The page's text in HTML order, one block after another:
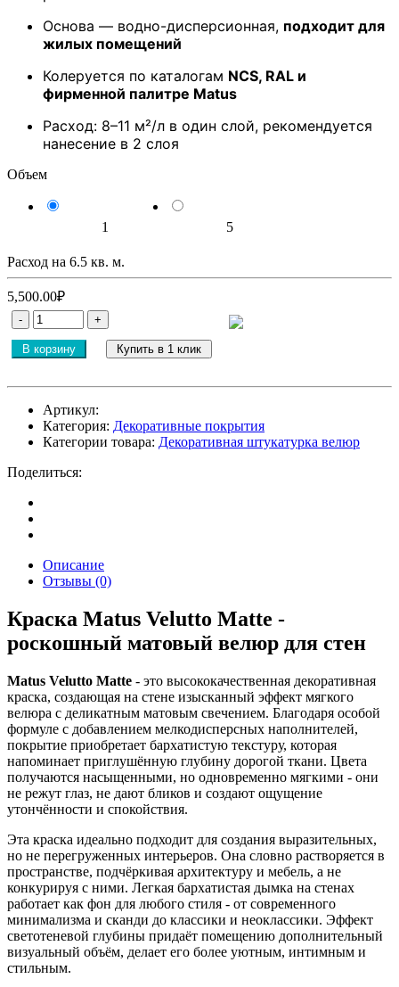
Основа — водно-дисперсионная, подходит для
жилых помещений
Колеруется по каталогам NCS, RAL и
фирменной палитре Matus
Расход: 8–11 м²/л в один слой, рекомендуется
нанесение в 2 слоя
Объем
1 5
Расход на 6.5 кв. м.
5,500.00₽
В корзину Купить в 1 клик
Артикул:
Категория: Декоративные покрытия
Категории товара: Декоративная штукатурка велюр
Поделиться:
Описание
Отзывы (0)
Краска Matus Velutto Matte -
роскошный матовый велюр для стен
Matus Velutto Matte - это высококачественная декоративная
краска, создающая на стене изысканный эффект мягкого
велюра с деликатным матовым свечением. Благодаря особой
формуле с добавлением мелкодисперсных наполнителей,
покрытие приобретает бархатистую текстуру, которая
напоминает приглушённую глубину дорогой ткани. Цвета
получаются насыщенными, но одновременно мягкими - они
не режут глаз, не дают бликов и создают ощущение
утончённости и спокойствия.
Эта краска идеально подходит для создания выразительных,
но не перегруженных интерьеров. Она словно растворяется в
пространстве, подчёркивая архитектуру и мебель, а не
конкурируя с ними. Легкая бархатистая дымка на стенах
работает как фон для любого стиля - от современного
минимализма и сканди до классики и неоклассики. Эффект
светотеневой глубины придаёт помещению дополнительный
визуальный объём, делает его более уютным, интимным и
стильным.